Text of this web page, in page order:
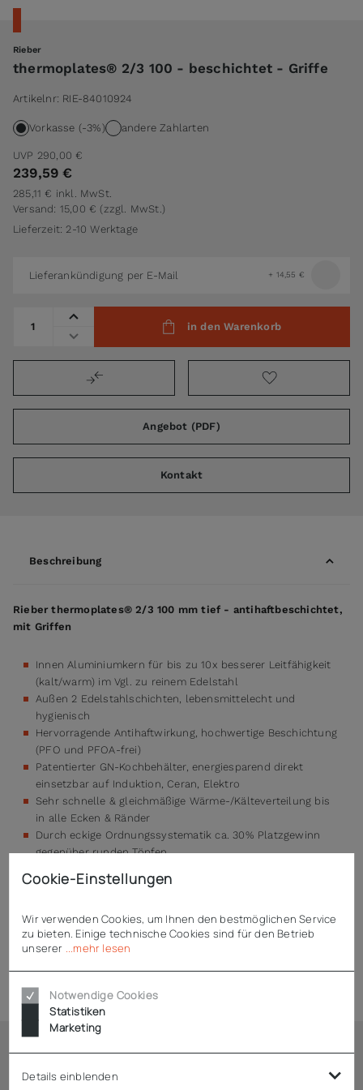
Rieber
thermoplates® 2/3 100 - beschichtet - Griffe
Artikelnr: RIE-84010924
Vorkasse (-3%) andere Zahlarten
UVP 290,00 €
239,59 €
285,11 € inkl. MwSt.
Versand: 15,00 € (zzgl. MwSt.)
Lieferzeit: 2-10 Werktage
Lieferankündigung per E-Mail + 14,55 €
in den Warenkorb
Angebot (PDF)
Kontakt
Beschreibung
Rieber thermoplates® 2/3 100 mm tief - antihaftbeschichtet,
mit Griffen
Innen Aluminiumkern für bis zu 10x besserer Leitfähigkeit
(kalt/warm) im Vgl. zu reinem Edelstahl
Außen 2 Edelstahlschichten, lebensmittelecht und
hygienisch
Hervorragende Antihaftwirkung, hochwertige Beschichtung
(PFO und PFOA-frei)
Patentierter GN-Kochbehälter, energiesparend direkt
einsetzbar auf Induktion, Ceran, Elektro
Sehr schnelle & gleichmäßige Wärme-/Kälteverteilung bis
in alle Ecken & Ränder
Durch eckige Ordnungssystematik ca. 30% Platzgewinn
gegenüber runden Töpfen
Beschichtung ist leicht zu reinigen und
Technische Daten
Ähnliche Artikel
Cookie-Einstellungen
Wir verwenden Cookies, um Ihnen den bestmöglichen Service
zu bieten. Einige technische Cookies sind für den Betrieb
unserer ...mehr lesen
Notwendige Cookies
Statistiken
Marketing
Details einblenden